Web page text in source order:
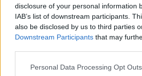
disclosure of your personal information
IAB’s list of downstream participants.
also be disclosed by us to third parties
Downstream Participants that may
Personal Data Processing Opt Outs
VIATGES ATLAS
Barcelona (Barcelona)
Ver más